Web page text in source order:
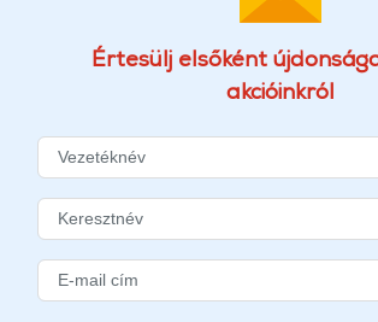
Értesülj elsőként
akcióinkról